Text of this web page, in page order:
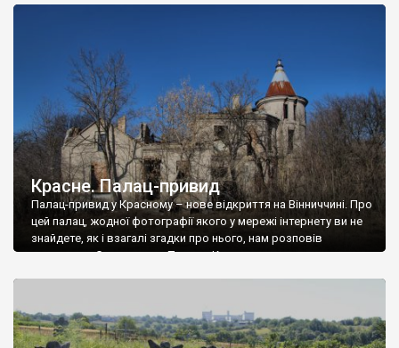
Красне. Палац-привид
Палац-привид у Красному – нове відкриття на Вінниччині. Про
цей палац, жодної фотографії якого у мережі інтернету ви не
знайдете, як і взагалі згадки про нього, нам розповів
мешканець Самгородка. Палац у Красному вразив не лише